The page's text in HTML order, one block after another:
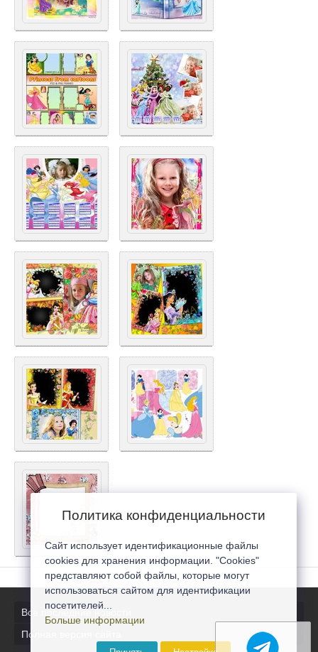
Все последние новости
Полная версия сайта
Политика конфиденциальности
Сайт использует идентификационные файлы
cookies для хранения информации. "Cookies"
представляют собой файлы, которые могут
использоваться сайтом для идентификации
посетителей...
Больше информации